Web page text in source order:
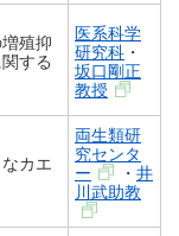
殖抑
する
医系科学
研究科 ・
坂口剛正
教授
カエ
両生類研
究センタ
ー
・ 井
川武助教